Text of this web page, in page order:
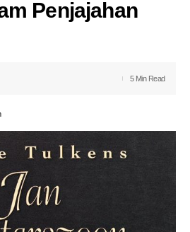
Penjajahan
5 Min Read